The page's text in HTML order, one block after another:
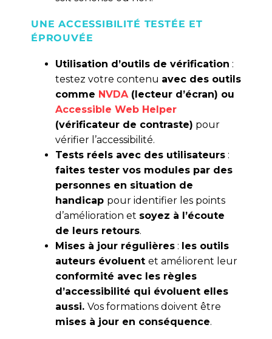
UNE ACCESSIBILITÉ TESTÉE ET
ÉPROUVÉE
Utilisation d’outils de vérification :
testez votre contenu avec des outils
comme NVDA(lecteur d’écran) ou
Accessible Web Helper
(vérificateur de contraste) pour
vérifier l’accessibilité.
Tests réels avec des utilisateurs :
faites tester vos modules par des
personnes en situation de
handicap pour identifier les points
d’amélioration et soyez à l’écoute
de leurs retours.
Mises à jour régulières : les outils
auteurs évoluent et améliorent leur
conformité avec les règles
d’accessibilité qui évoluent elles
aussi. Vos formations doivent être
mises à jour en conséquence.